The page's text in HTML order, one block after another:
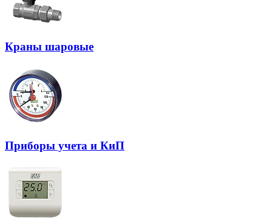
Краны шаровые
Приборы учета и КиП